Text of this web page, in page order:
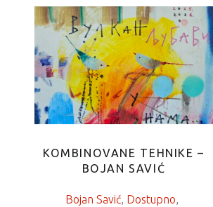
KOMBINOVANE TEHNIKE –
BOJAN SAVIĆ
Bojan Savić, Dostupno